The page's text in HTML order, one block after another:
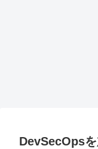
DevSecOps